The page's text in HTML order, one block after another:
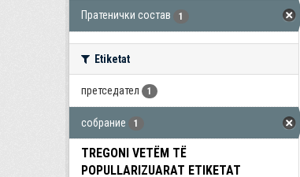
Пратенички состав 1
Etiketat
претседател 1
собрание 1
TREGONI VETËM TË
POPULLARIZUARAT ETIKETAT